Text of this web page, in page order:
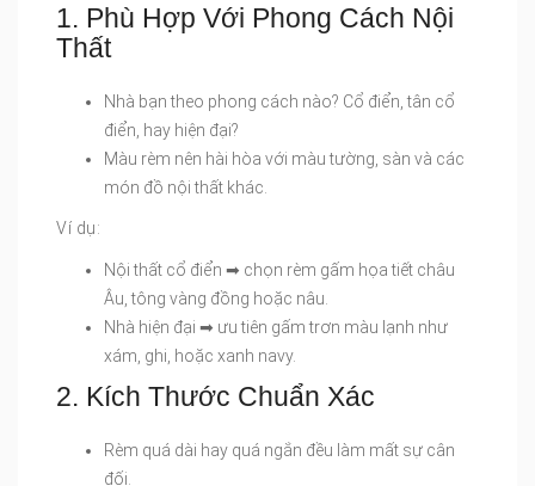
1. Phù Hợp Với Phong Cách Nội
Thất
Nhà bạn theo phong cách nào? Cổ điển, tân cổ
điển, hay hiện đại?
Màu rèm nên hài hòa với màu tường, sàn và các
món đồ nội thất khác.
Ví dụ:
Nội thất cổ điển ➡ chọn rèm gấm họa tiết châu
Âu, tông vàng đồng hoặc nâu.
Nhà hiện đại ➡ ưu tiên gấm trơn màu lạnh như
xám, ghi, hoặc xanh navy.
2. Kích Thước Chuẩn Xác
Rèm quá dài hay quá ngắn đều làm mất sự cân
đối.